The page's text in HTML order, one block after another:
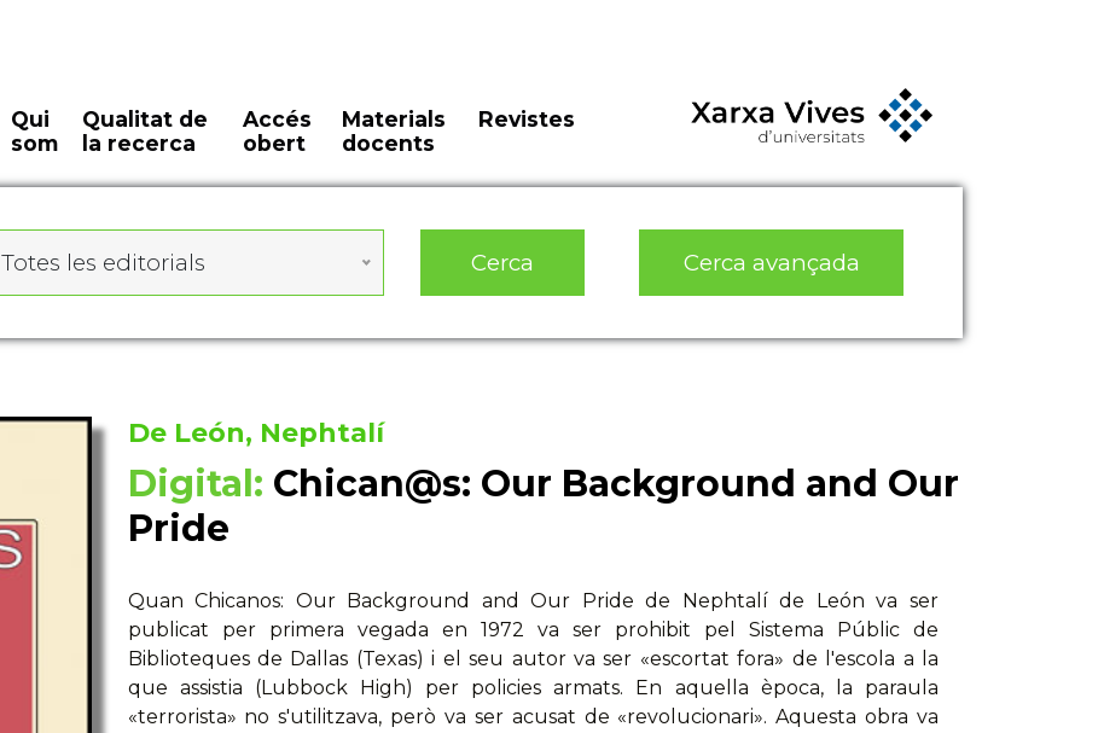
Qui
som
Qualitat de
la recerca
Accés
obert
Materials
docents
Revistes
Totes les editorials Cerca Cerca avançada
De León, Nephtalí
Digital: Chican@s: Our Background and Our
Pride
Quan Chicanos: Our Background and Our Pride de Nephtalí de León va ser
publicat per primera vegada en 1972 va ser prohibit pel Sistema Públic de
Biblioteques de Dallas (Texas) i el seu autor va ser «escortat fora» de l'escola a la
que assistia (Lubbock High) per policies armats. En aquella època, la paraula
«terrorista» no s'utilitzava, però va ser acusat de «revolucionari». Aquesta obra va